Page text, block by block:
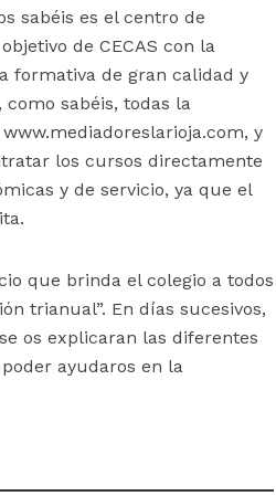
sabéis es el centro de
de CECAS con la
formativa de gran calidad y
sabéis, todas la
y
los cursos directamente
y de servicio, ya que el
que brinda el colegio a todos
trianual”. En días sucesivos,
os explicaran las diferentes
ayudaros en la